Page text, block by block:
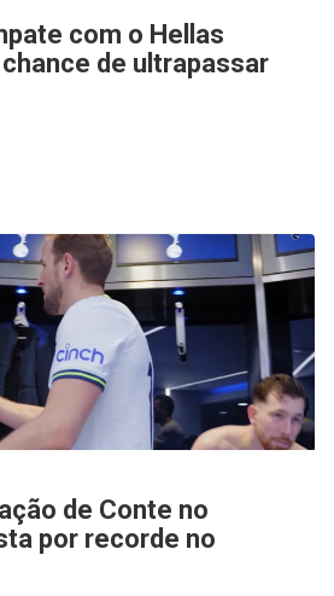
com o Hellas
de ultrapassar
de Conte no
por recorde no